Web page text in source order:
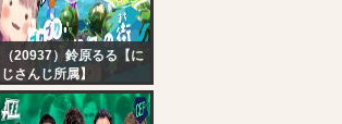
（20937）鈴原るる【に
じさんじ所属】
【ぽこあポケモン！
DLC】遂にッ！！来た